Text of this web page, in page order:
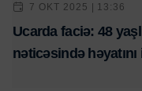
7 OKT 2025 | 13:36
Ucarda faciə: 48
nəticəsində